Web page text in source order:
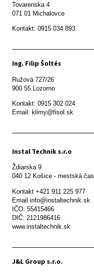
Tovarenska 4
071 01 Michalovce
Ing. Filip Šoltés
Ružová 727/26
900 55 Lozorno
Kontakt: 0915 302 024
Email: klimy@fisol.sk
Instal Technik s.r.o
Ždiarska 9
Kontakt +421 911 225 977
Email info@instaltechnik.sk
IČO: 55415466
DIČ: 2121986416
www.instaltechnik.sk
J&L Group s.r.o.